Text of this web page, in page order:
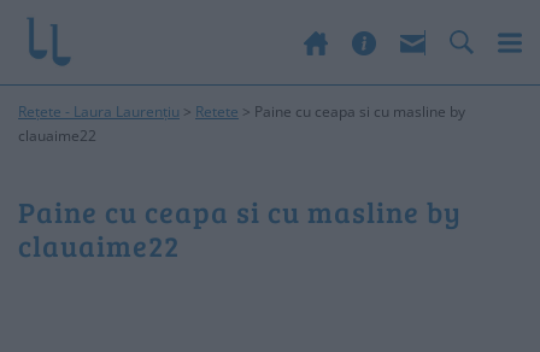
Rețete - Laura Laurențiu > Retete > Paine cu ceapa si cu masline by
clauaime22
Paine cu ceapa si cu masline by
clauaime22